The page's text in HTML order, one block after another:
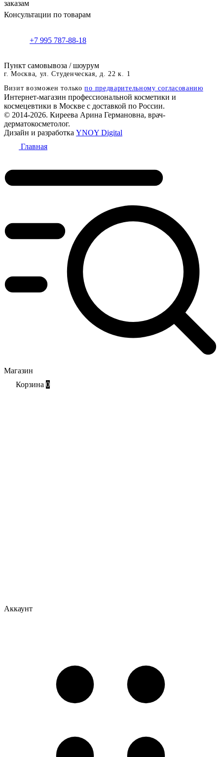
заказам
Консультации по товарам
+7 995 787-88-18
Пункт самовывоза / шоурум
г. Москва, ул. Студенческая, д. 22 к. 1
Визит возможен толькопо предварительному согласованию
Интернет-магазин профессиональной косметики и
космецевтики в Москве с доставкой по России.
© 2014-2026. Киреева Арина Германовна, врач-
дерматокосметолог.
Дизайн и разработка YNOY Digital
Главная
Магазин
Корзина 0
Аккаунт